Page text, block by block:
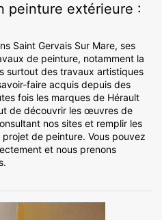
peinture extérieure :
Saint Gervais Sur Mare, ses
de peinture, notamment la
surtout des travaux artistiques
faire acquis depuis des
fois les marques de Hérault
de découvrir les œuvres de
nos sites et remplir les
de peinture. Vous pouvez
et nous prenons